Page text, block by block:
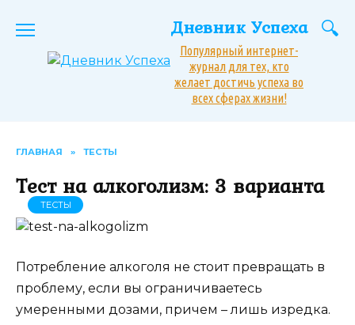
Дневник Успеха
Популярный интернет-
журнал для тех, кто
желает достичь успеха во
всех сферах жизни!
ГЛАВНАЯ » ТЕСТЫ
Тест на алкоголизм: 3 варианта
ТЕСТЫ
Потребление алкоголя не стоит превращать в
проблему, если вы ограничиваетесь
умеренными дозами, причем – лишь изредка.